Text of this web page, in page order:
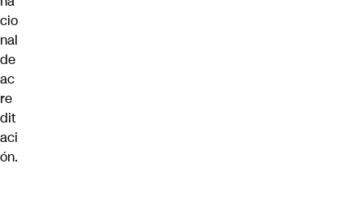
cio
nal
de
ac
re
dit
aci
ón.